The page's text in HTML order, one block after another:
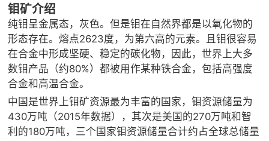
钼矿介绍
纯钼呈金属态，灰色。但是钼在自然界都是以氧化物的
形态存在。熔点2623度，为第六高的元素。且钼很容易
在合金中形成坚硬、稳定的碳化物，因此，世界上大多
数钼产品（约80%）都被用作某种铁合金，包括高强度
合金和高温合金。
中国是世界上钼矿资源最为丰富的国家，钼资源储量为
430万吨（2015年数据），其次是美国的270万吨和智
利的180万吨，三个国家钼资源储量合计约占全球总储量
 案例中心
 服务体系
新闻中心
 矿山设计院